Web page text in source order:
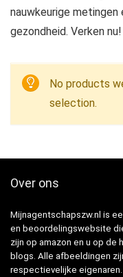
nauwkeurige metingen
gezondheid. Verken nu!
No products
selection.
Over ons
Mijnagentschapszw.nl is
en beoordelingswebsite
zijn op amazon en u op
blogs. Alle afbeeldingen
respectievelijke